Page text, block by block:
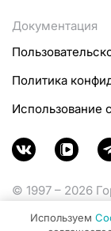
Документация
Политика
Использование
© 1997 – 2026
Министерства
Используем